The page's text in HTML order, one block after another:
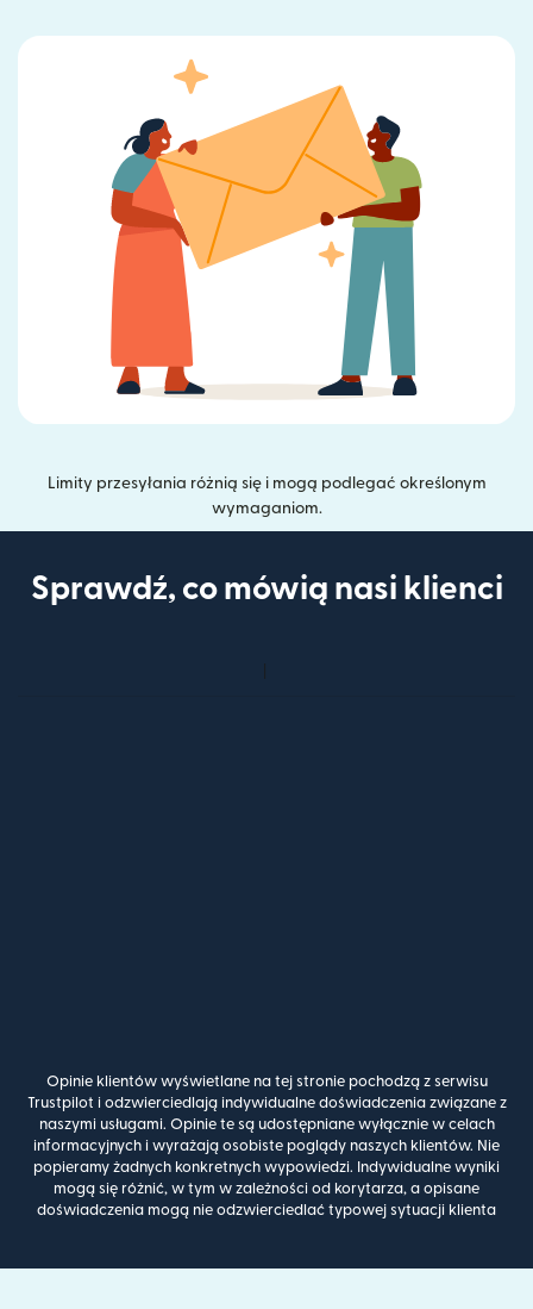
Limity przesyłania różnią się i mogą podlegać określonym
wymaganiom.
Sprawdź, co mówią nasi klienci
Opinie klientów wyświetlane na tej stronie pochodzą z serwisu
Trustpilot i odzwierciedlają indywidualne doświadczenia związane z
naszymi usługami. Opinie te są udostępniane wyłącznie w celach
informacyjnych i wyrażają osobiste poglądy naszych klientów. Nie
popieramy żadnych konkretnych wypowiedzi. Indywidualne wyniki
mogą się różnić, w tym w zależności od korytarza, a opisane
doświadczenia mogą nie odzwierciedlać typowej sytuacji klienta